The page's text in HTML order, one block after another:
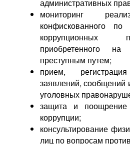
административных
мониторинг
конфискованного
коррупционных
приобретенного
преступным путем;
прием,
заявлений,
уголовных
защита и
коррупции;
консультирование
лиц по вопросам